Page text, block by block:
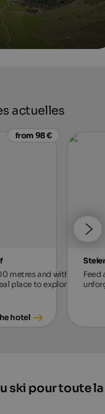
actuelles
from 98 €
metres and with
place to explore
hotel
Feed
ski pour toute la